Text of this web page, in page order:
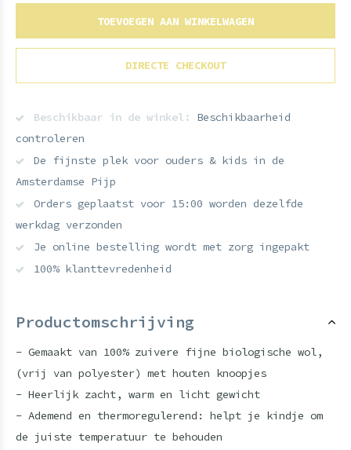
TOEVOEGEN AAN WINKELWAGEN
DIRECTE CHECKOUT
Beschikbaar in de winkel: Beschikbaarheid
controleren
De fijnste plek voor ouders & kids in de
Amsterdamse Pijp
Orders geplaatst voor 15:00 worden dezelfde
werkdag verzonden
Je online bestelling wordt met zorg ingepakt
100% klanttevredenheid
Productomschrijving
- Gemaakt van 100% zuivere fijne biologische wol,
(vrij van polyester) met houten knoopjes
- Heerlijk zacht, warm en licht gewicht
- Ademend en thermoregulerend: helpt je kindje om
de juiste temperatuur te behouden